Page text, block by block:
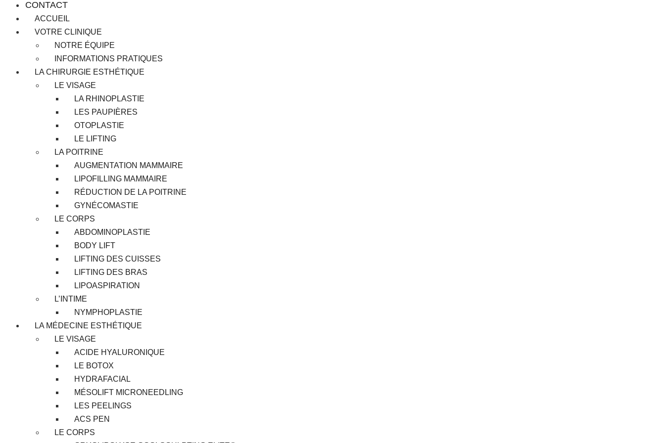
CONTACT
ACCUEIL
VOTRE CLINIQUE
NOTRE ÉQUIPE
INFORMATIONS PRATIQUES
LA CHIRURGIE ESTHÉTIQUE
LE VISAGE
LA RHINOPLASTIE
LES PAUPIÈRES
OTOPLASTIE
LE LIFTING
LA POITRINE
AUGMENTATION MAMMAIRE
LIPOFILLING MAMMAIRE
RÉDUCTION DE LA POITRINE
GYNÉCOMASTIE
LE CORPS
ABDOMINOPLASTIE
BODY LIFT
LIFTING DES CUISSES
LIFTING DES BRAS
LIPOASPIRATION
L’INTIME
NYMPHOPLASTIE
LA MÉDECINE ESTHÉTIQUE
LE VISAGE
ACIDE HYALURONIQUE
LE BOTOX
HYDRAFACIAL
MÉSOLIFT MICRONEEDLING
LES PEELINGS
ACS PEN
LE CORPS